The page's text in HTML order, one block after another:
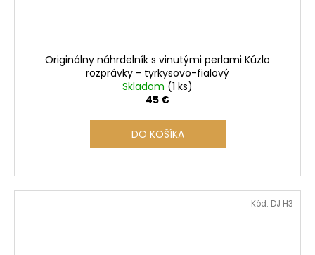
Originálny náhrdelník s vinutými perlami Kúzlo
rozprávky - tyrkysovo-fialový
Skladom (1 ks)
45 €
DO KOŠÍKA
Kód: DJ H3